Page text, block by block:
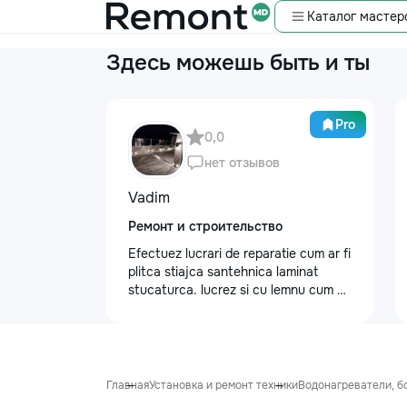
Каталог
Здесь можешь быть и ты
Pro
0,0
нет отзывов
Vadim
Ремонт и строительство
Efectuez lucrari de reparatie cum ar fi
plitca stiajca santehnica laminat
stucaturca. lucrez si cu lemnu cum ar
ГлавнаяУстановка и ремонт техникиВодонагреватели,